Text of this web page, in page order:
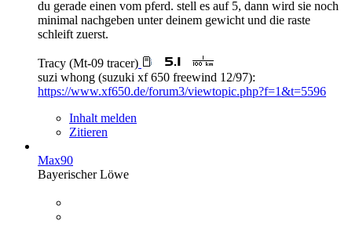
du gerade einen vom pferd. stell es auf 5, dann wird sie noch
minimal nachgeben unter deinem gewicht und die raste
schleift zuerst.
Tracy (Mt-09 tracer)
suzi whong (suzuki xf 650 freewind 12/97):
https://www.xf650.de/forum3/viewtopic.php?f=1&t=5596
Inhalt melden
Zitieren
Max90
Bayerischer Löwe